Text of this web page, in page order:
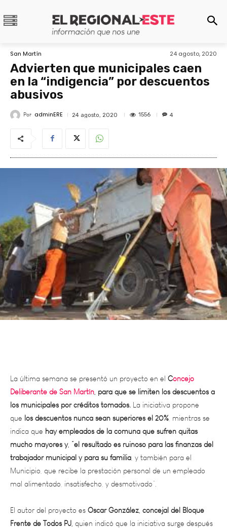
San Martín 24 agosto, 2020
Advierten que municipales caen
en la “indigencia” por descuentos
abusivos
Por adminERE 24 agosto, 2020 1556 4
Deliberante de San Martín, para que se limiten los descuentos a
los municipales por créditos tomados.La iniciativa propone
quelos descuentos nunca sean superiores el 20%, mientras se
indica quehay empleados de la comuna que sufren quitas
mucho mayores y, “el resultado es ruinoso para las finanzas del
trabajador municipal y para su familia, y también para el
Municipio, que recibe la prestación personal de un empleado
mal alimentado, insatisfecho, y desmotivado”.
El autor del proyecto esOscar González, concejal del Bloque
Frente de Todos PJ,quien indicó que la iniciativa surge después